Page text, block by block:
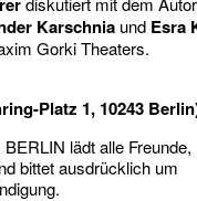
Karschnia und Esra
Gorki Theaters.
Platz 1, 10243
lädt alle Freunde,
bittet ausdrücklich um